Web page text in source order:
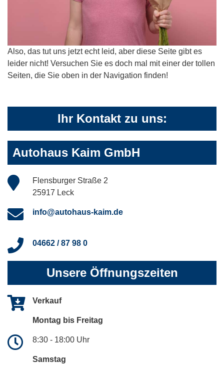
Also, das tut uns jetzt echt leid, aber diese Seite gibt es
leider nicht! Versuchen Sie es doch mal mit einer der tollen
Seiten, die Sie oben in der Navigation finden!
Ihr Kontakt zu uns:
Autohaus Kaim GmbH
Flensburger Straße 2
25917 Leck
info@autohaus-kaim.de
04662 / 87 98 0
Unsere Öffnungszeiten
Verkauf
Montag bis Freitag
8:30 - 18:00 Uhr
Samstag